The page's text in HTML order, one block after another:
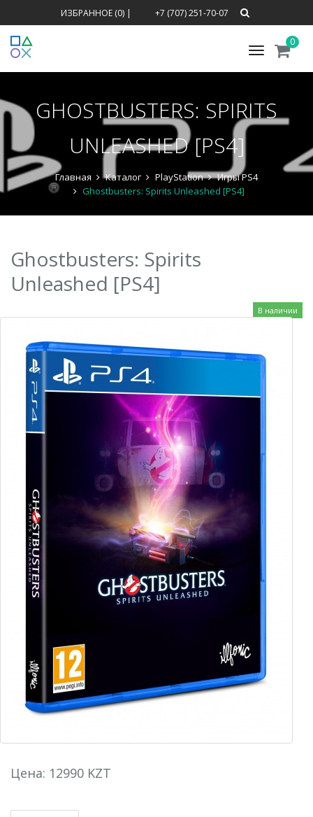
ИЗБРАННОЕ (0)| +7 (707) 251-70-07
Меню
0
GHOSTBUSTERS: SPIRITS
UNLEASHED [PS4]
Главная Каталог PlayStation
Игры PS4
Ghostbusters: Spirits Unleashed [PS4]
Ghostbusters: Spirits
Unleashed [PS4]
В наличии
Цена: 12990 KZT